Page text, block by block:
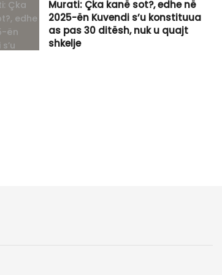
Murati: Çka kanë sot?, edhe në
2025-ën Kuvendi s’u konstituua
as pas 30 ditësh, nuk u quajt
shkelje